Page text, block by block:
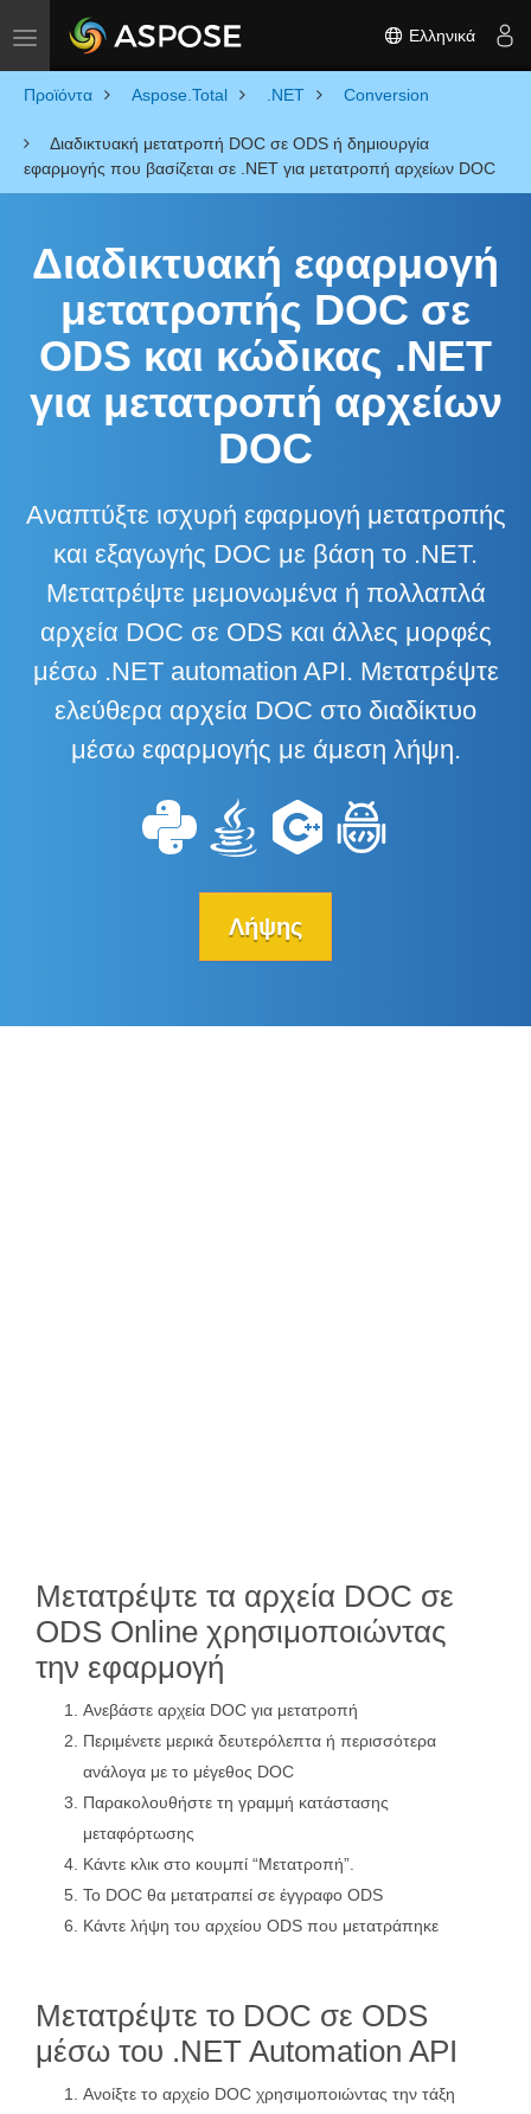
Toggle navigation Ελληνικά
Προϊόντα Aspose.Total .NET Conversion
Διαδικτυακή μετατροπή DOC σε ODS ή δημιουργία
εφαρμογής που βασίζεται σε .NET για μετατροπή αρχείων DOC
Διαδικτυακή εφαρμογή
μετατροπής DOC σε
ODS και κώδικας .NET
για μετατροπή αρχείων
DOC
Αναπτύξτε ισχυρή εφαρμογή μετατροπής
και εξαγωγής DOC με βάση το .NET.
Μετατρέψτε μεμονωμένα ή πολλαπλά
αρχεία DOC σε ODS και άλλες μορφές
μέσω .NET automation API. Μετατρέψτε
ελεύθερα αρχεία DOC στο διαδίκτυο
μέσω εφαρμογής με άμεση λήψη.
Λήψης
Μετατρέψτε τα αρχεία DOC σε
ODS Online χρησιμοποιώντας
την εφαρμογή
Ανεβάστε αρχεία DOC για μετατροπή
Περιμένετε μερικά δευτερόλεπτα ή περισσότερα
ανάλογα με το μέγεθος DOC
Παρακολουθήστε τη γραμμή κατάστασης
μεταφόρτωσης
Κάντε κλικ στο κουμπί “Μετατροπή”.
Το DOC θα μετατραπεί σε έγγραφο ODS
Κάντε λήψη του αρχείου ODS που μετατράπηκε
Μετατρέψτε το DOC σε ODS
μέσω του .NET Automation API
Ανοίξτε το αρχείο DOC χρησιμοποιώντας την τάξη